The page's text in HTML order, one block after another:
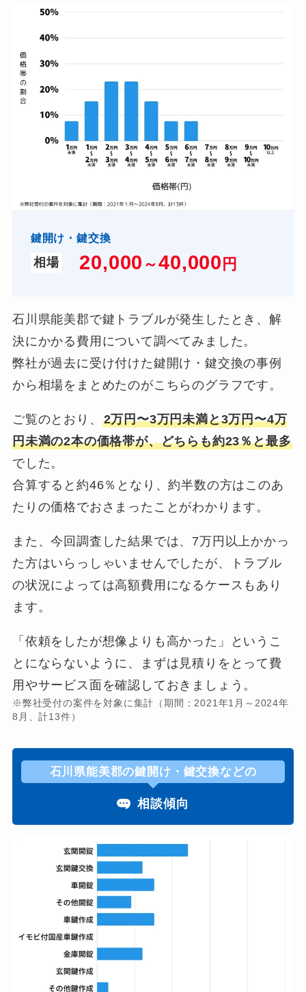
鍵開け・鍵交換
相場 20,000 ～40,000 円
石川県能美郡で鍵トラブルが発生したとき、解
決にかかる費用について調べてみました。
弊社が過去に受け付けた鍵開け・鍵交換の事例
から相場をまとめたのがこちらのグラフです。
ご覧のとおり、 2万円〜3万円未満と3万円〜4万
円未満の2本の価格帯が、どちらも約23％と最多
でした。
合算すると約46％となり、約半数の方はこのあ
たりの価格でおさまったことがわかります。
また、今回調査した結果では、7万円以上かかっ
た方はいらっしゃいませんでしたが、トラブル
の状況によっては高額費用になるケースもあり
ます。
「依頼をしたが想像よりも高かった」というこ
とにならないように、まずは見積りをとって費
用やサービス面を確認しておきましょう。
※弊社受付の案件を対象に集計（期間：2021年1月～2024年
8月、計13件）
石川県能美郡の鍵開け・鍵交換などの
相談傾向